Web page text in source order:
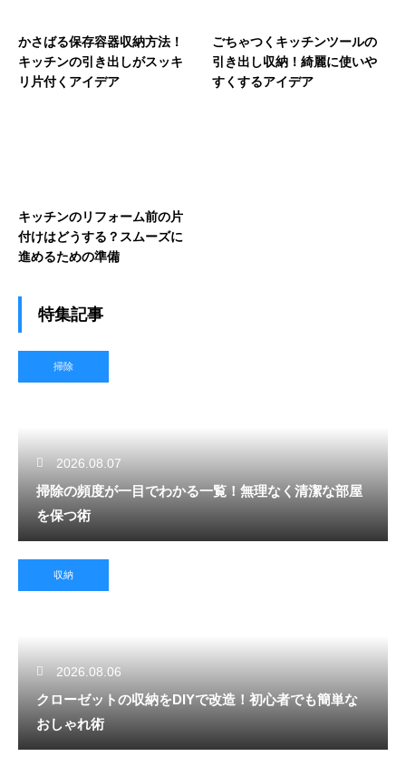
かさばる保存容器収納方法！
キッチンの引き出しがスッキ
リ片付くアイデア
ごちゃつくキッチンツールの
引き出し収納！綺麗に使いや
すくするアイデア
キッチンのリフォーム前の片
付けはどうする？スムーズに
進めるための準備
特集記事
掃除
2026.08.07
掃除の頻度が一目でわかる一覧！無理なく清潔な部屋
を保つ術
収納
2026.08.06
クローゼットの収納をDIYで改造！初心者でも簡単な
おしゃれ術